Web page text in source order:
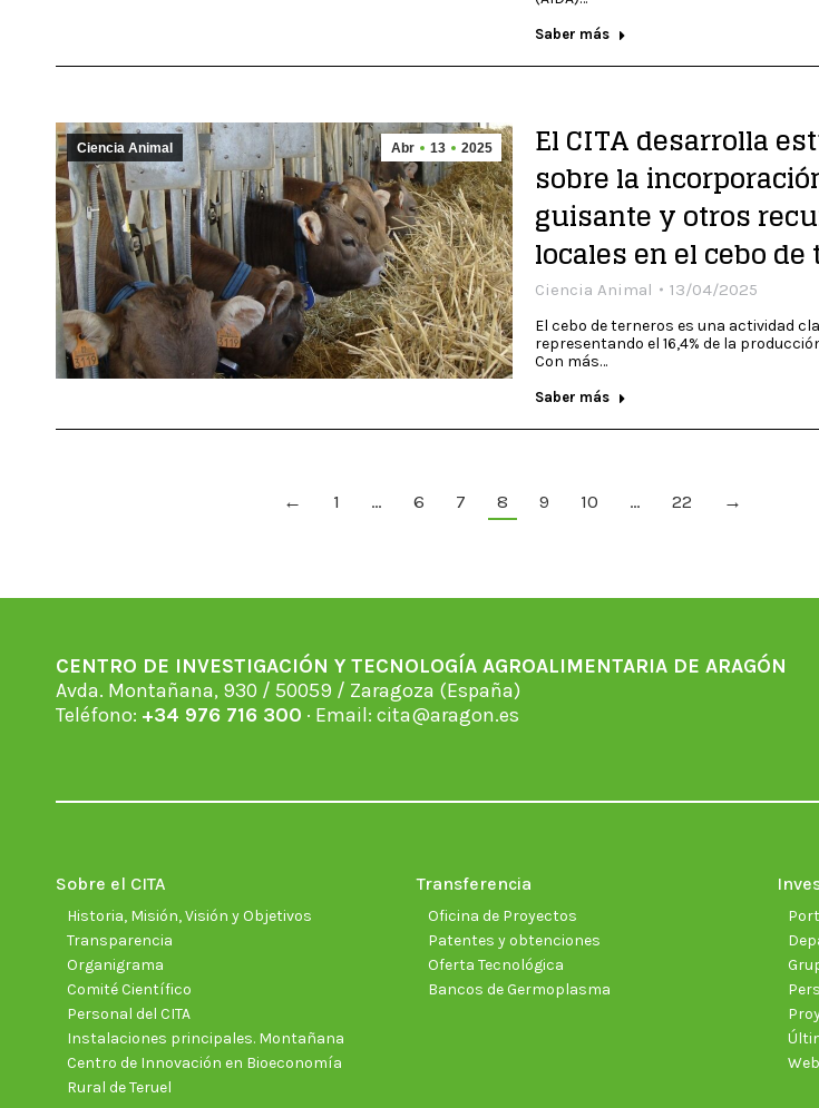
Saber más
Abr 13 2025
Ciencia Animal El CITA desarrolla
sobre la
guisante y otros
locales en el cebo
Ciencia Animal 13/04/2025
El cebo de terneros es una actividad
representando el 16,4% de la
Con más…
Saber más
← 1 … 6 7 8 9 10 … 22 →
CENTRO DE INVESTIGACIÓN Y TECNOLOGÍA AGROALIMENTARIA DE ARAGÓN
Avda. Montañana, 930 / 50059 / Zaragoza (España)
Teléfono: +34 976 716 300 · Email: cita@aragon.es
Sobre el CITA
Historia, Misión, Visión y Objetivos
Transparencia
Organigrama
Comité Científico
Personal del CITA
Instalaciones principales. Montañana
Centro de Innovación en Bioeconomía
Rural de Teruel
Transferencia
Oficina de Proyectos
Patentes y obtenciones
Oferta Tecnológica
Bancos de Germoplasma